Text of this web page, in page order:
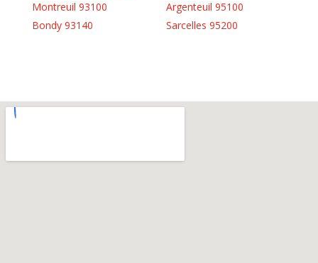
Montreuil 93100
Bondy 93140
Argenteuil 95100
Sarcelles 95200